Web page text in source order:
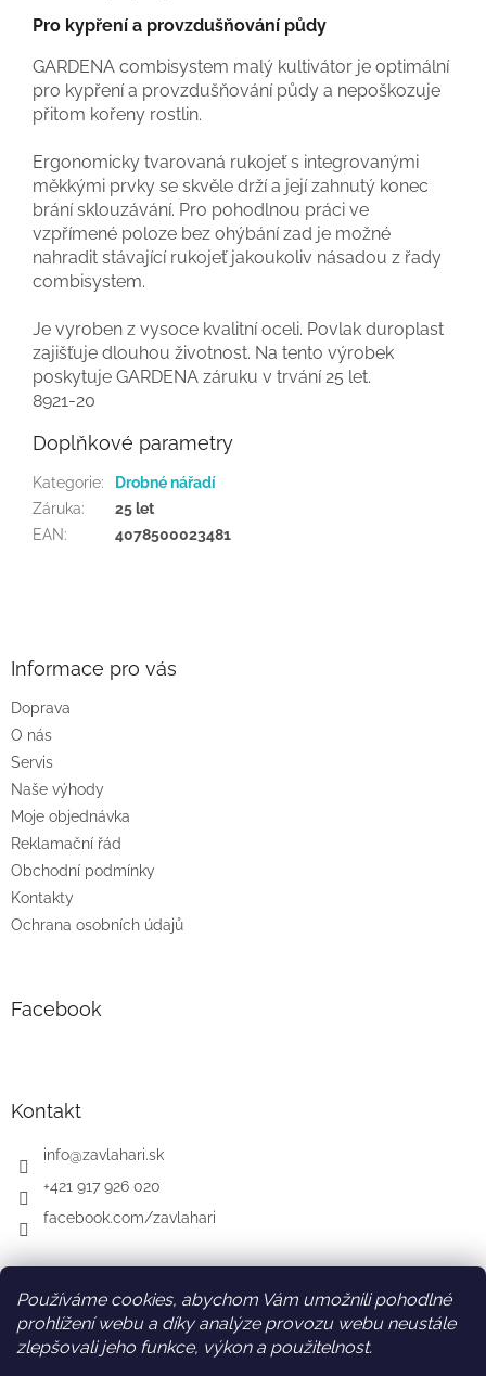
Používáme cookies, abychom Vám umožnili pohodlné
prohlížení webu a díky analýze provozu webu neustále
zlepšovali jeho funkce, výkon a použitelnost.
Pro kypření a provzdušňování půdy
GARDENA combisystem malý kultivátor je optimální
pro kypření a provzdušňování půdy a nepoškozuje
přitom kořeny rostlin.
Ergonomicky tvarovaná rukojeť s integrovanými
měkkými prvky se skvěle drží a její zahnutý konec
brání sklouzávání. Pro pohodlnou práci ve
vzpřímené poloze bez ohýbání zad je možné
nahradit stávající rukojeť jakoukoliv násadou z řady
combisystem.
Je vyroben z vysoce kvalitní oceli. Povlak duroplast
zajišťuje dlouhou životnost. Na tento výrobek
poskytuje GARDENA záruku v trvání 25 let.
8921-20
Doplňkové parametry
Kategorie:
Drobné nářadí
Záruka:
25 let
EAN: 4078500023481
Informace pro vás
Doprava
O nás
Servis
Naše výhody
Moje objednávka
Reklamační řád
Obchodní podmínky
Kontakty
Ochrana osobních údajů
Facebook
Kontakt
info@zavlahari.sk
+421 917 926 020
facebook.com/zavlahari
SK AT DE